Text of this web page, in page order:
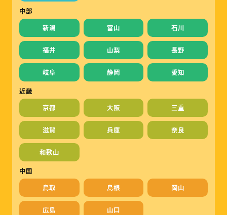
中部
新潟
富山 石川
福井 山梨 長野
岐阜 静岡
愛知
近畿
京都
大阪 三重
滋賀 兵庫 奈良
和歌山
中国
鳥取
島根 岡山
広島
山口